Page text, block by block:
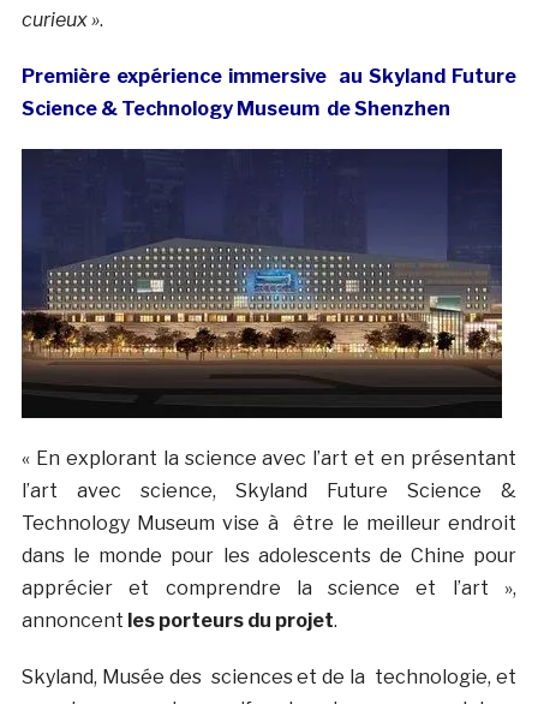
curieux ».
Première expérience immersive au Skyland Future
Science & Technology Museum de Shenzhen
« En explorant la science avec l’art et en présentant
l’art avec science, Skyland Future Science &
Technology Museum vise à être le meilleur endroit
dans le monde pour les adolescents de Chine pour
apprécier et comprendre la science et l’art »,
annoncent les porteurs du projet.
Skyland, Musée des sciences et de la technologie, et